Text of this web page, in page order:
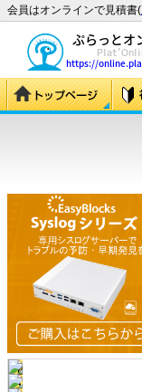
会員はオンラインで見積書(